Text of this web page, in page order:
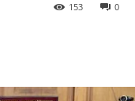
0
153